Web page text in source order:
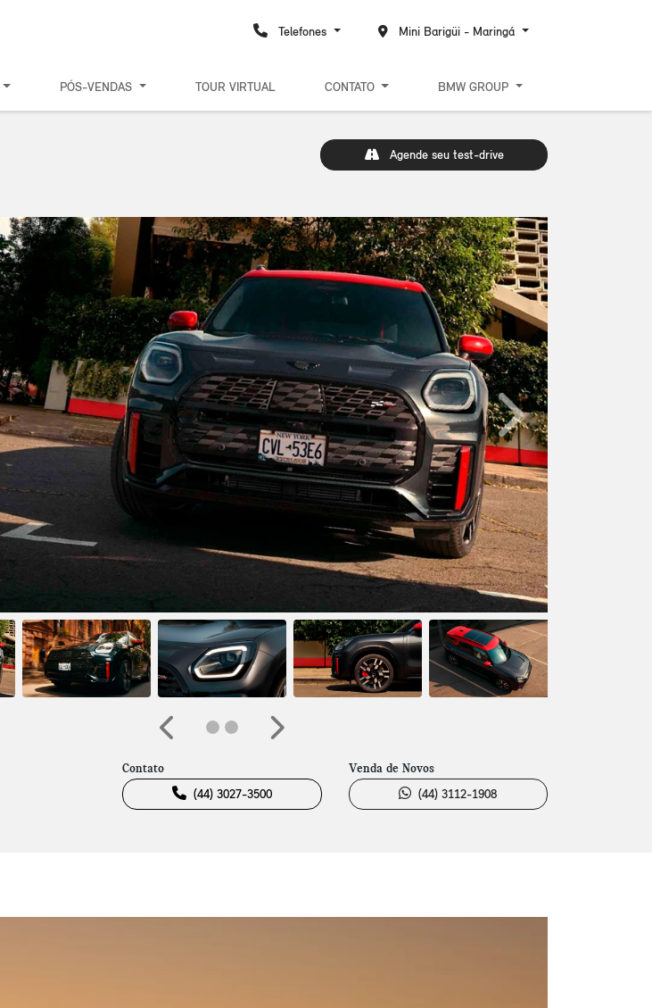
Telefones Mini Barigüi - Maringá
PÓS-VENDAS TOUR VIRTUAL CONTATO BMW GROUP
Agende seu test-drive
Próximo
Anterior Próximo
Contato
(44) 3027-3500
Venda de Novos
(44) 3112-1908